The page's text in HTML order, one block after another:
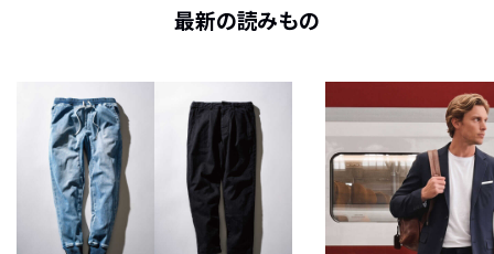
最新の読みもの